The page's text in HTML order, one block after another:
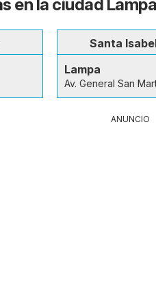
en la ciudad Lampa
Santa
Lampa
Av. General San
ANUNCIO